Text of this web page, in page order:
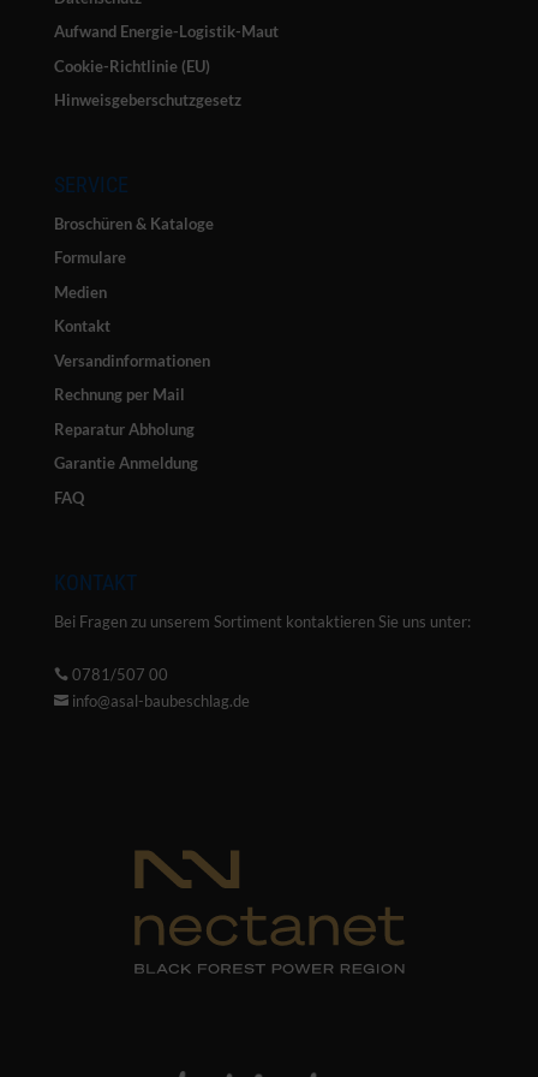
Aufwand Energie-Logistik-Maut
Cookie-Richtlinie (EU)
Hinweisgeberschutzgesetz
SERVICE
Broschüren & Kataloge
Formulare
Medien
Kontakt
Versandinformationen
Rechnung per Mail
Reparatur Abholung
Garantie Anmeldung
FAQ
KONTAKT
Bei Fragen zu unserem Sortiment kontaktieren Sie uns unter:
 0781/507 00
info@asal-baubeschlag.de